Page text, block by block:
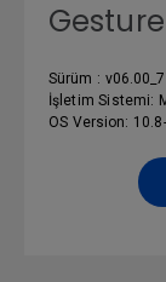
Sürüm :
İşletim Sistemi:
OS Version: